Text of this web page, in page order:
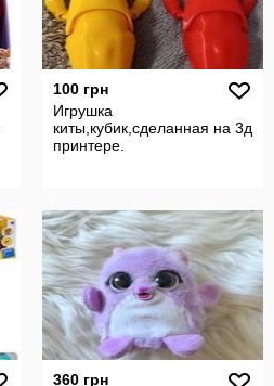
100 грн
Игрушка
киты,кубик,сделанная на 3д
принтере.
360 грн